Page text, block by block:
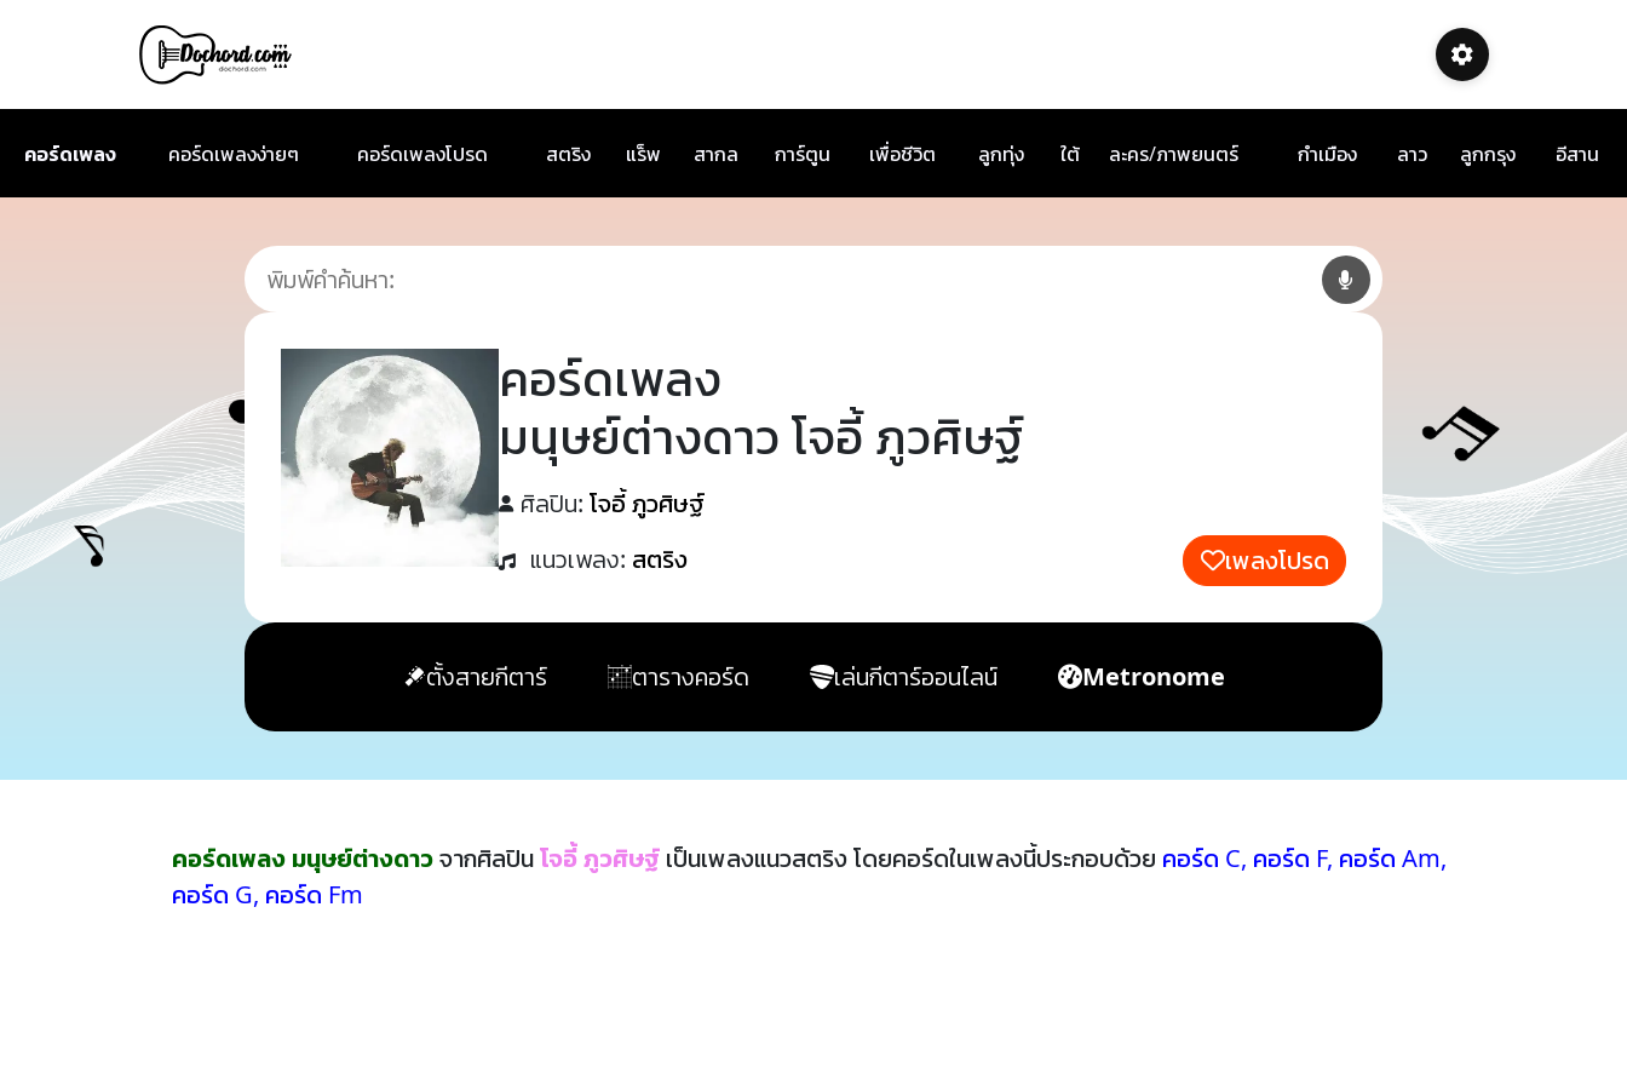
คอร์ดเพลง คอร์ดเพลงง่ายๆ คอร์ดเพลงโปรด สตริง แร็พ สากล การ์ตูน เพื่อชีวิต ลูกทุ่ง ใต้ ละคร/ภาพยนตร์ กำเมือง ลาว ลูกกรุง อีสาน
คอร์ดเพลง
มนุษย์ต่างดาว โจอี้ ภูวศิษฐ์
ศิลปิน: โจอี้ ภูวศิษฐ์
แนวเพลง: สตริง เพลงโปรด
ตั้งสายกีตาร์ ตารางคอร์ด เล่นกีตาร์ออนไลน์ Metronome
คอร์ดเพลง มนุษย์ต่างดาวจากศิลปินโจอี้ ภูวศิษฐ์ เป็นเพลงแนวสตริง โดยคอร์ดในเพลงนี้ประกอบด้วย คอร์ด C, คอร์ด F, คอร์ด Am,
คอร์ด G, คอร์ด Fm